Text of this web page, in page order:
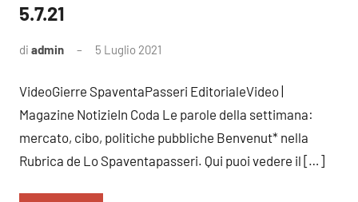
5.7.21
di admin 5 Luglio 2021
VideoGierre SpaventaPasseri EditorialeVideo |
Magazine NotizieIn Coda Le parole della settimana:
mercato, cibo, politiche pubbliche Benvenut* nella
Rubrica de Lo Spaventapasseri. Qui puoi vedere il […]